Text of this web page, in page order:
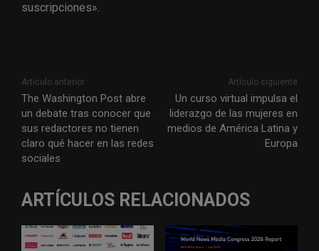
suscripciones».
Artículo anterior
The Washington Post abre
un debate tras conocer que
sus redactores no tienen
claro qué hacer en las redes
sociales
Artículo siguiente
Un curso virtual impulsa el
liderazgo de las mujeres en
medios de América Latina y
Europa
ARTÍCULOS RELACIONADOS